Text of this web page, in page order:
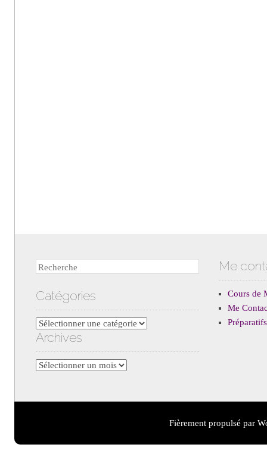
Recherche
Catégories
Catégories
Archives
Archives
Me
Cours de
Me
Fièrement propulsé par